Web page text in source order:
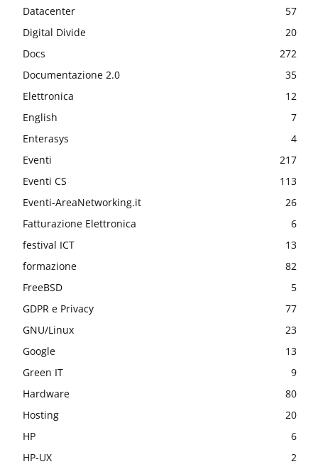
Datacenter
57
Digital Divide
20
Docs
272
Documentazione 2.0
35
Elettronica
12
English
7
Enterasys
4
Eventi
217
Eventi CS
113
Eventi-AreaNetworking.it
26
Fatturazione Elettronica
6
festival ICT
13
formazione
82
FreeBSD
5
GDPR e Privacy
77
GNU/Linux
23
Google
13
Green IT
9
Hardware
80
Hosting
20
HP
6
HP-UX
2